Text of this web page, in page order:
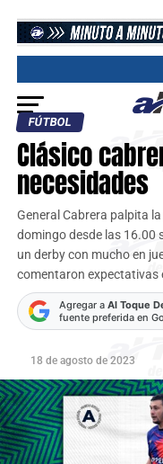
FÚTBOL
Clásico
necesidades
General Cabrera palpita
domingo desde las 16.00
un derby con mucho en
comentaron expectativas
Agregar a Al Toque
fuente preferida en
18 de agosto de 2023